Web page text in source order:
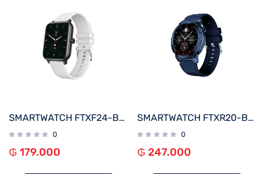
SMARTWATCH FTXF24-BW 50MM NEGRO/GRIS 20MM ANDROID/IOS/BT/FREC. CARD
0
₲ 179.000
SMARTWATCH FTXR20-BB 57MM AZUL ANDROID/IOS/BT/FREC. CARD
0
₲ 247.000